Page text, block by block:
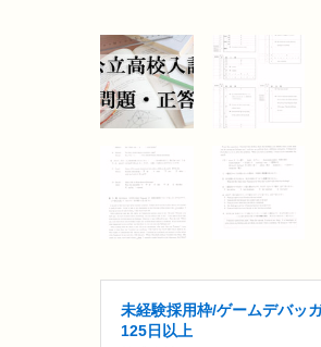
未経験採用枠/ゲームデバッ
125日以上